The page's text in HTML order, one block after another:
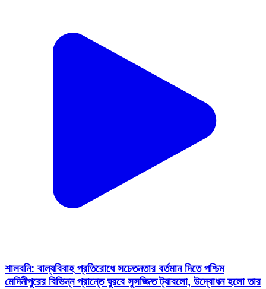
শালবনি: বাল্যবিবাহ প্রতিরোধে সচেতনতার বর্তমান দিতে পশ্চিম
মেদিনীপুরের বিভিন্ন প্রান্তে ঘুরবে সুসজ্জিত ট্যাবলো, উদ্বোধন হলো তার